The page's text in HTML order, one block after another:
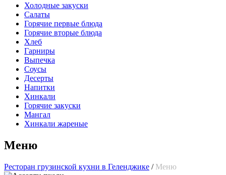
Холодные закуски
Салаты
Горячие первые блюда
Горячие вторые блюда
Хлеб
Гарниры
Выпечка
Соусы
Десерты
Напитки
Хинкали
Горячие закуски
Мангал
Хинкали жареные
Меню
Ресторан грузинской кухни в Геленджике / Меню